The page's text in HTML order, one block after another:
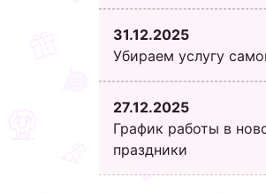
31.12.2025
Убираем услугу
27.12.2025
График работы в
праздники